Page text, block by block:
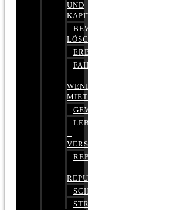
UND
KAPITALMARKTRECHT
BEWERTUNGEN
LÖSCHEN
ERBRECHT
FAIRMIETEN
–
WENIGER
MIETE
GEWERBERECHT
LEBENSVERSICHERUNG
–
VERSICHERUNGSRECHT
REPUTATIONSRECHT
–
REPUTATIONSMANAGEMENT
SCHUFARECHT
STRAFRECHT